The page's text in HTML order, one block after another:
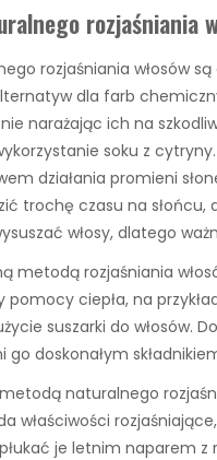
rozjaśniania
rozjaśniania włosów
dla farb
nie narażając ich na
soku z
działania promieni
trochę czasu na
włosy, dlatego
metodą rozjaśniania
pomocy ciepła, na
suszarki do włosów.
go doskonałym
naturalnego
właściwości
je letnim naparem